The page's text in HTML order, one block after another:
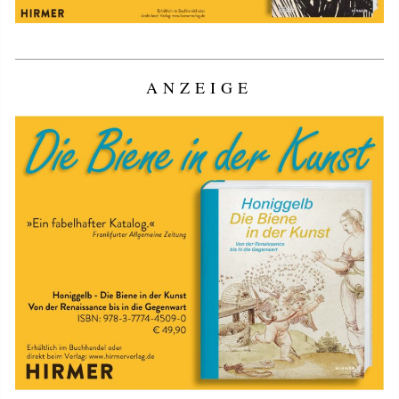
ANZEIGE